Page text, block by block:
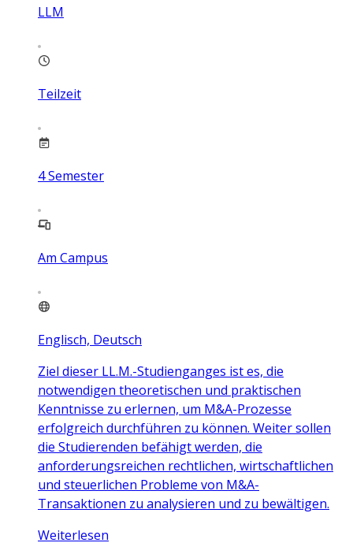
LLM
Teilzeit
4Semester
Am Campus
Englisch, Deutsch
Ziel dieser LL.M.-Studienganges ist es, die
notwendigen theoretischen und praktischen
Kenntnisse zu erlernen, um M&A-Prozesse
erfolgreich durchführen zu können. Weiter sollen
die Studierenden befähigt werden, die
anforderungsreichen rechtlichen, wirtschaftlichen
und steuerlichen Probleme von M&A-
Transaktionen zu analysieren und zu bewältigen.
Weiterlesen